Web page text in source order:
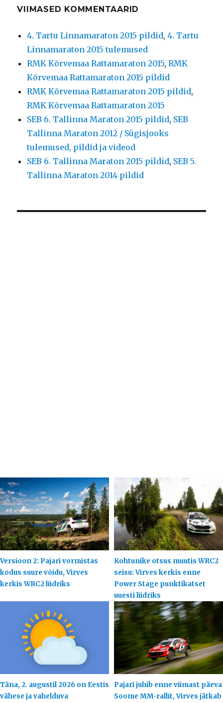
VIIMASED KOMMENTAARID
4. Tartu Linnamaraton 2015 pildid,4. Tartu
Linnamaraton 2015 tulemused
RMK Kõrvemaa Rattamaraton 2015,RMK
Kõrvemaa Rattamaraton 2015 pildid
RMK Kõrvemaa Rattamaraton 2015 pildid,
RMK Kõrvemaa Rattamaraton 2015
SEB 6. Tallinna Maraton 2015 pildid, SEB
Tallinna Maraton 2012 / Sügisjooks
tulemused, pildid ja videod
SEB 6. Tallinna Maraton 2015 pildid, SEB 5.
Tallinna Maraton 2014 pildid
Versioon 2: Pajari vormistas
kodus suure võidu, Virves
kerkis WRC2 liidriks
Kohtunike otsus muutis WRC2
seisu: Virves kerkis enne
Power Stage punktikatset
uuesti liidriks
Täna, 2. augustil 2026 on Eestis
vähese ja vahelduva
Pajari juhib enne viimast päeva
Soome MM-rallit, Virves jätkab